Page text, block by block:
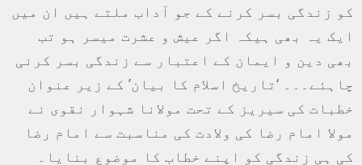
کو زندگی بسر کرنے کے جو آداب ملتے ہیں ان میں
ایک یہ بھی ہیکہ اگر عیش و عشرت میسر ہو تب
بھی دین و ایمان کے اعتبار سے زندگی بسر کرنی
چاہئے۔۔۔ ‘تاریخ اسلام کا بیان’ کے زیر عنوان
خطبات کی سیریز کے تحت مولانا شہوار نقوی نے
مولا امام رضا کی ولادت کی مناسبت سے امام رضا
کی ہی زندگی کو اپنے خطاب کا موضوع بنایا۔